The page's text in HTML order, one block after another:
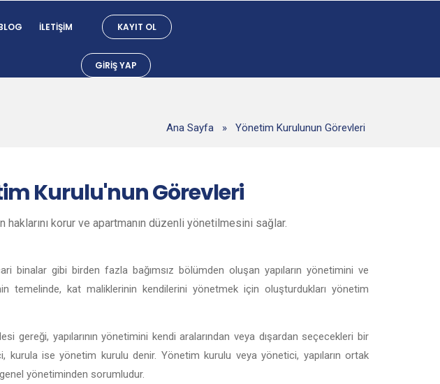
İLETIŞIM KAYIT OL
GIRIŞ YAP
Ana Sayfa » Yönetim Kurulunun Görevleri
Kurulu'nunGörevleri
korur ve apartmanın düzenli yönetilmesini sağlar.
binalar gibi birden fazla bağımsız bölümden oluşan yapıların yönetimini ve
temelinde, kat maliklerinin kendilerini yönetmek için oluşturdukları yönetim
gereği, yapılarının yönetimini kendi aralarından veya dışardan seçecekleri bir
kurula ise yönetim kurulu denir. Yönetim kurulu veya yönetici, yapıların ortak
genel yönetiminden sorumludur.